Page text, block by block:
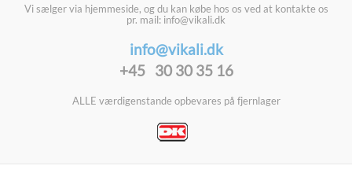
Vi sælger via hjemmeside, og du kan købe hos os ved at kontakte os
pr. mail: info@vikali.dk
info@vikali.dk
+45 30 30 35 16
ALLE værdigenstande opbevares på fjernlager